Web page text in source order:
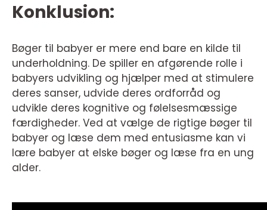
Konklusion:
Bøger til babyer er mere end bare en kilde til
underholdning. De spiller en afgørende rolle i
babyers udvikling og hjælper med at stimulere
deres sanser, udvide deres ordforråd og
udvikle deres kognitive og følelsesmæssige
færdigheder. Ved at vælge de rigtige bøger til
babyer og læse dem med entusiasme kan vi
lære babyer at elske bøger og læse fra en ung
alder.